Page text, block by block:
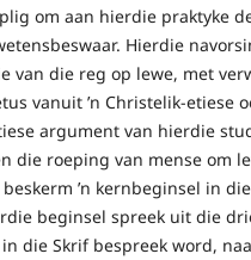
om aan hierdie praktyke
Hierdie
van die reg op lewe, met
vanuit ’n Christelik-etiese
argument van hierdie
die roeping van mense om
’n kernbeginsel in
beginsel spreek uit die
die Skrif bespreek word,